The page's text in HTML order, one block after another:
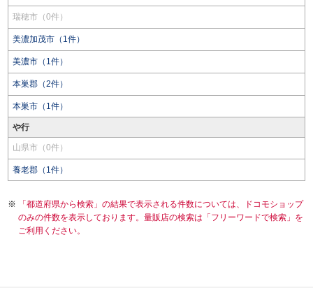
瑞穂市（0件）
美濃加茂市（1件）
美濃市（1件）
本巣郡（2件）
本巣市（1件）
や行
山県市（0件）
養老郡（1件）
「都道府県から検索」の結果で表示される件数については、ドコモショップ
のみの件数を表示しております。量販店の検索は「フリーワードで検索」を
ご利用ください。